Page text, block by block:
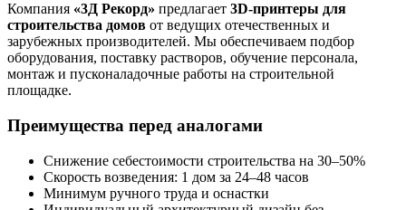
Компания «3Д Рекорд» предлагает 3D-принтеры для
строительства домов от ведущих отечественных и
зарубежных производителей. Мы обеспечиваем подбор
оборудования, поставку растворов, обучение персонала,
монтаж и пусконаладочные работы на строительной
площадке.
Преимущества перед аналогами
Снижение себестоимости строительства на 30–50%
Скорость возведения: 1 дом за 24–48 часов
Минимум ручного труда и оснастки